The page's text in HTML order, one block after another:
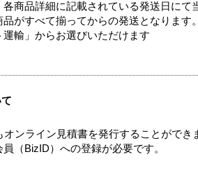
商品詳細に記載されている発送日にて
がすべて揃ってからの発送となります。
輸」からお選びいただけます
ンライン見積書を発行することができ
（BizID）への登録が必要です。